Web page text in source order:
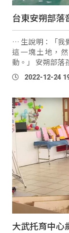
台東安朔部落
… 生說明：「我
這一塊土地，
動。」 安朔部
以吃到很多好吃的，
充：「其實賺到
2022-12-24
大武托育中心